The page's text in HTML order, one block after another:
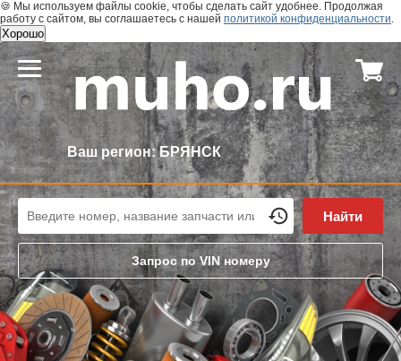
🍪 Мы используем файлы cookie, чтобы сделать сайт удобнее. Продолжая
работу с сайтом, вы соглашаетесь с нашей политикой конфиденциальности.
Хорошо
Ваш регион:БРЯНСК
Найти
Запрос по VIN номеру